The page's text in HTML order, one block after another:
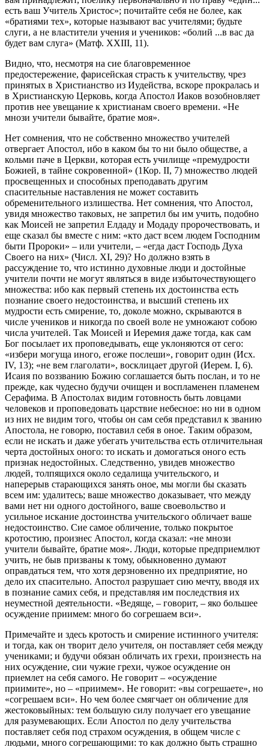
есть ваш Учитель Христос»; почитайте себя не более, как
«братиями тех», которые называют вас учителями; будьте
слуги, а не властители учения и учеников: «болий ...в вас да
будет вам слуга» (Матф. XXIII, 11).
Видно, что, несмотря на сие благовременное
предостережение, фарисейская страсть к учительству, чрез
принятых в Христианство из Иудейства, вскоре прокралась и
в Христианскую Церковь, когда Апостол Иаков возобновляет
против нее увещание к христианам своего времени. «Не
мнози учители бывайте, братие моя».
Нет сомнения, что не собственно множество учителей
отвергает Апостол, ибо в каком бы то ни было обществе, а
кольми паче в Церкви, которая есть училище «премудрости
Божией, в тайне сокровенной» (1Кор. II, 7) множество людей
просвещенных и способных преподавать другим
спасительные наставления не может составить
обременительного излишества. Нет сомнения, что Апостол,
увидя множество таковых, не запретил бы им учить, подобно
как Моисей не запретил Елдаду и Модаду пророчествовать, и
еще сказал бы вместе с ним: «кто даст всем людем Господним
быти Пророки» – или учители, – «егда даст Господь Духа
Своего на них» (Числ. XI, 29)? Но должно взять в
рассуждение то, что истинно духовные люди и достойные
учители почти не могут являться в виде избыточествующего
множества: ибо как первый степень их достоинства есть
познание своего недостоинства, и высший степень их
мудрости есть смирение, то, доколе можно, скрываются в
числе учеников и никогда по своей воле не умножают собою
числа учителей. Так Моисей и Иеремия даже тогда, как сам
Бог посылает их проповедывать, еще уклоняются от сего:
«избери могуща иного, егоже послеши», говорит один (Исх.
IV, 13); «не вем глаголати», восклицает другой (Иерем. I, 6).
Исаия по воззванию Божию соглашается быть послан, и то не
прежде, как чудесно будучи очищен и воспламенен пламенем
Серафима. В Апостолах видим готовность быть ловцами
человеков и проповедовать царствие небесное: но ни в одном
из них не видим того, чтобы он сам себя представил к званию
Апостола, не говорю, поставил себя в оное. Таким образом,
если не искать и даже убегать учительства есть отличительная
черта достойных оного: то искать и домогаться оного есть
признак недостойных. Следственно, увидев множество
людей, толпящихся около седалища учительского, и
наперерыв старающихся занять оное, мы могли бы сказать
всем им: удалитесь; ваше множество доказывает, что между
вами нет ни одного достойного, ваше своевольство и
усильное искание достоинства учительского обличает ваше
недостоинство. Сие самое обличение, только покрытое
кротостию, произнес Апостол, когда сказал: «не мнози
учители бывайте, братие моя». Люди, которые предприемлют
учить, не быв призваны к тому, обыкновенно думают
оправдаться тем, что хотя дерзновенно их предприятие, но
дело их спасительно. Апостол разрушает сию мечту, вводя их
в познание самих себя, и представляя им последствия их
неуместной деятельности. «Ведяще, – говорит, – яко большее
осуждение приимем: много бо согрешаем вси».
Примечайте и здесь кротость и смирение истинного учителя:
и тогда, как он творит дело учителя, он поставляет себя между
учениками; и будучи обязан обличать их грехи, произнесть на
них осуждение, сии чужие грехи, чужое осуждение он
приемлет на себя самого. Не говорит – «осуждение
приимите», но – «приимем». Не говорит: «вы согрешаете», но
«согрешаем вси». Но чем более смягчает он обличение для
жестоковыйных: тем большую силу получает его увещание
для разумевающих. Если Апостол по делу учительства
поставляет себя под страхом осуждения, в общем числе с
людьми, много согрешающими: то как должно быть страшно